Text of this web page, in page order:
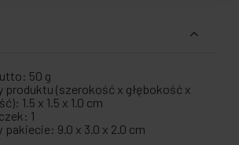
50 g
produktu (szerokość x głębokość x
1.5 x 1.5 x 1.0 cm
1
pakiecie: 9.0 x 3.0 x 2.0 cm